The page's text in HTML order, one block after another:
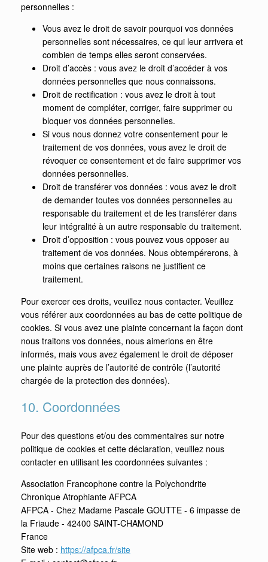
personnelles :
Vous avez le droit de savoir pourquoi vos données
personnelles sont nécessaires, ce qui leur arrivera et
combien de temps elles seront conservées.
Droit d’accès : vous avez le droit d’accéder à vos
données personnelles que nous connaissons.
Droit de rectification : vous avez le droit à tout
moment de compléter, corriger, faire supprimer ou
bloquer vos données personnelles.
Si vous nous donnez votre consentement pour le
traitement de vos données, vous avez le droit de
révoquer ce consentement et de faire supprimer vos
données personnelles.
Droit de transférer vos données : vous avez le droit
de demander toutes vos données personnelles au
responsable du traitement et de les transférer dans
leur intégralité à un autre responsable du traitement.
Droit d’opposition : vous pouvez vous opposer au
traitement de vos données. Nous obtempérerons, à
moins que certaines raisons ne justifient ce
traitement.
Pour exercer ces droits, veuillez nous contacter. Veuillez
vous référer aux coordonnées au bas de cette politique de
cookies. Si vous avez une plainte concernant la façon dont
nous traitons vos données, nous aimerions en être
informés, mais vous avez également le droit de déposer
une plainte auprès de l’autorité de contrôle (l’autorité
chargée de la protection des données).
10. Coordonnées
Pour des questions et/ou des commentaires sur notre
politique de cookies et cette déclaration, veuillez nous
contacter en utilisant les coordonnées suivantes :
Association Francophone contre la Polychondrite
Chronique Atrophiante AFPCA
AFPCA - Chez Madame Pascale GOUTTE - 6 impasse de
la Friaude - 42400 SAINT-CHAMOND
France
Site web : https://afpca.fr/site